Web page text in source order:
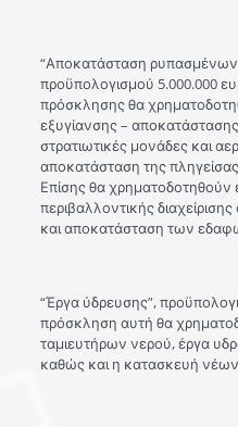
“Αποκατάσταση
προϋπολογισμού 5.000.000
πρόσκλησης θα
εξυγίανσης –
στρατιωτικές μονάδες και
αποκατάσταση της
Επίσης θα χρηματοδοτηθούν
περιβαλλοντικής
και αποκατάσταση των
“Έργα ύδρευσης”,
πρόσκληση αυτή θα
ταμιευτήρων νερού, έργα
καθώς και η κατασκευή